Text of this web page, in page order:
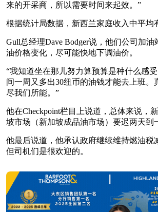
来的开采商，所以需要时间来起效。”
根据统计局数据，新西兰家庭收入中平均
Gull总经理Dave Bodger说，他们公司加
油价格变化，尽可能快地下调油价。
“我知道坐在那儿努力算预算是种什么感
间一周又多出30纽币的油钱才能去上班。
尽我们所能。”
他在Checkpoint栏目上说道，总体来说，
坡市场（新加坡成品油市场）要迟两天到
他最后说道，他承认政府继续维持燃油税
但司机们是很欢迎的。